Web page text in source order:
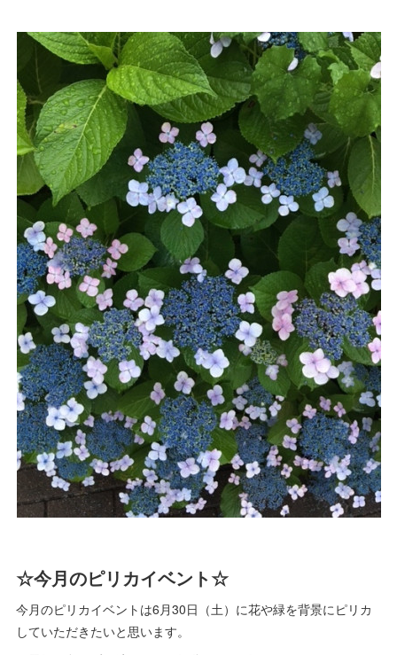
☆今月のピリカイベント☆
今月のピリカイベントは6月30日（土）に花や緑を背景にピリカ
していただきたいと思います。